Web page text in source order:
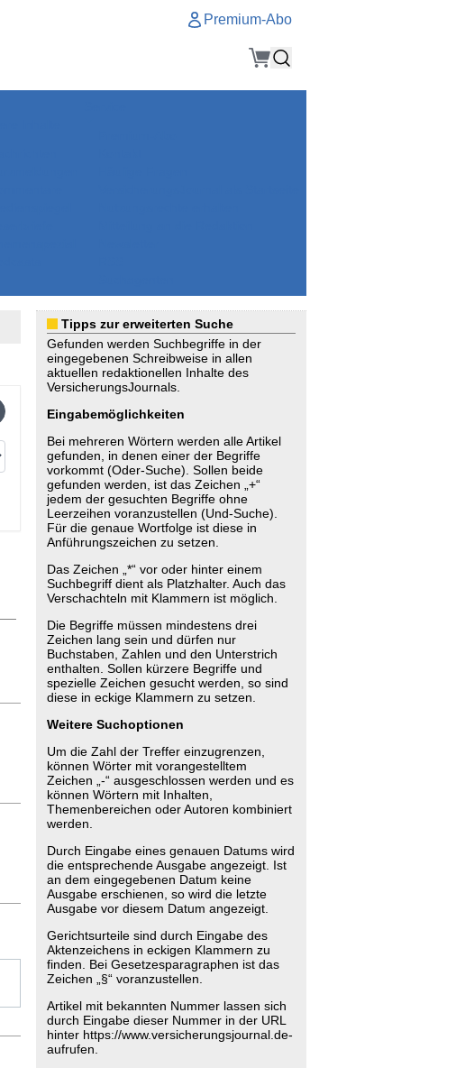
Premium-Abo
Tipps zur erweiterten Suche
Gefunden werden Suchbegriffe in der
eingegebenen Schreibweise in allen
aktuellen redaktionellen Inhalte des
VersicherungsJournals.
Eingabemöglichkeiten
Bei mehreren Wörtern werden alle Artikel
gefunden, in denen einer der Begriffe
vorkommt (Oder-Suche). Sollen beide
gefunden werden, ist das Zeichen „+“
jedem der gesuchten Begriffe ohne
Leerzeihen voranzustellen (Und-Suche).
Für die genaue Wortfolge ist diese in
Anführungszeichen zu setzen.
Das Zeichen „*“ vor oder hinter einem
Suchbegriff dient als Platzhalter. Auch das
Verschachteln mit Klammern ist möglich.
Die Begriffe müssen mindestens drei
Zeichen lang sein und dürfen nur
Buchstaben, Zahlen und den Unterstrich
enthalten. Sollen kürzere Begriffe und
spezielle Zeichen gesucht werden, so sind
diese in eckige Klammern zu setzen.
Weitere Suchoptionen
Um die Zahl der Treffer einzugrenzen,
können Wörter mit vorangestelltem
Zeichen „-“ ausgeschlossen werden und es
können Wörtern mit Inhalten,
Themenbereichen oder Autoren kombiniert
werden.
Durch Eingabe eines genauen Datums wird
die entsprechende Ausgabe angezeigt. Ist
an dem eingegebenen Datum keine
Ausgabe erschienen, so wird die letzte
Ausgabe vor diesem Datum angezeigt.
Gerichtsurteile sind durch Eingabe des
Aktenzeichens in eckigen Klammern zu
finden. Bei Gesetzesparagraphen ist das
Zeichen „§“ voranzustellen.
Artikel mit bekannten Nummer lassen sich
durch Eingabe dieser Nummer in der URL
hinter https://www.versicherungsjournal.de-
aufrufen.